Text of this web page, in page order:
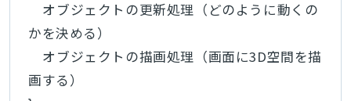
オブジェクトの更新処理（どのように動くの
かを決める）
オブジェクトの描画処理（画面に3D空間を描
画する）